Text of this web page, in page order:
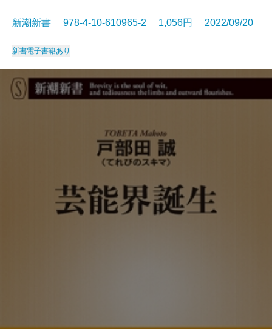
新潮新書 978-4-10-610965-2 1,056円 2022/09/20
新書電子書籍あり